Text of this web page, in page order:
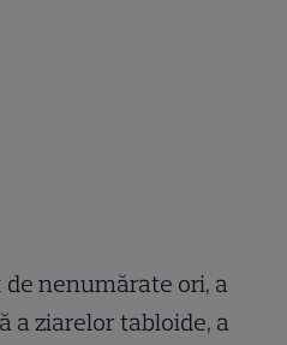
nenumărate ori, a
a ziarelor tabloide, a